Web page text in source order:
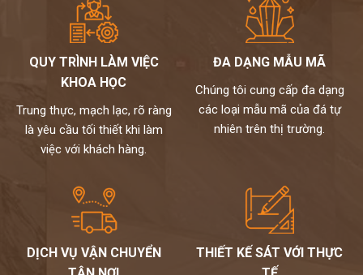
Bàn đá lavabolà sản phẩm cần thiết cho mọi không gian phòng
tắm.Với ưu điểm chịu được nước, không bị cong vênh khi thời tiết
thay đổi, không bám bẩn ẩm mốc, hoàn toàn thích nghi mọi chất
tẩy rửa, khả năng chịu lực tốt, bề mặt bàn đá có độ bóng cao mang
đến thẩm mỹ và sự tiện lợi cho gia đình bạn.
Một thiết bị ưu việt nhưng lại có mức giá khá rẻ nên bàn đá lavabo
được nhiều gia đình lựa chọn.
Và để được tư vấn chi tiết hay tham khảo thêm nhiều mẫu bàn
0972101656 - 0946916986. Chúng tôi luôn sẵn sàng giải đáp
mọi thắc mắc của bạn 24/7.
QUY TRÌNH LÀM VIỆC
KHOA HỌC
Trung thực, mạch lạc, rõ ràng
là yêu cầu tối thiết khi làm
việc với khách hàng.
ĐA DẠNG MẪU MÃ
Chúng tôi cung cấp đa dạng
các loại mẫu mã của đá tự
nhiên trên thị trường.
DỊCH VỤ VẬN CHUYỂN
THIẾT KẾ SÁT VỚI THỰC